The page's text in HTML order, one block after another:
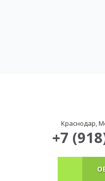
Краснодар,
+7